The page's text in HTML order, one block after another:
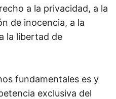
a la privacidad, a la
de inocencia, a la
la libertad de
fundamentales es y
exclusiva del